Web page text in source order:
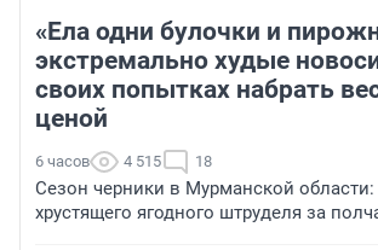
«Ела одни булочки и
экстремально худые
своих попытках набрать
ценой
6 часов 4 515 18
Сезон черники в Мурманской области:
хрустящего ягодного штруделя за